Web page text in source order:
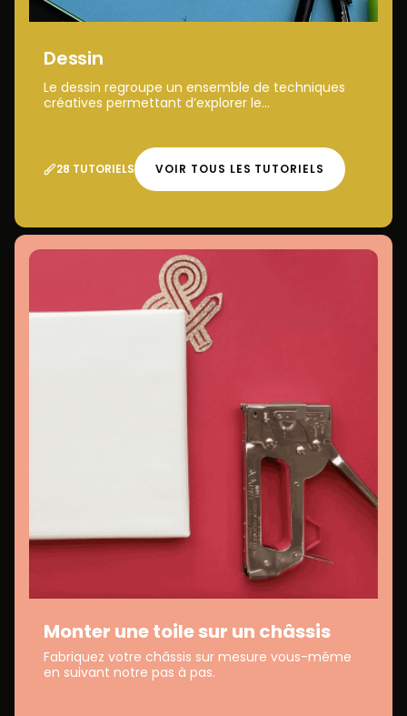
Dessin
Le dessin regroupe un ensemble de techniques
créatives permettant d’explorer le...
28 TUTORIELS VOIR TOUS LES TUTORIELS
Monter une toile sur un châssis
Fabriquez votre châssis sur mesure vous-même
en suivant notre pas à pas.